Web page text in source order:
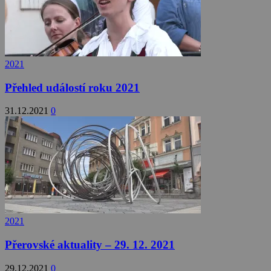
2021
Přehled událostí roku 2021
31.12.2021 0
2021
Přerovské aktuality – 29. 12. 2021
29.12.2021 0